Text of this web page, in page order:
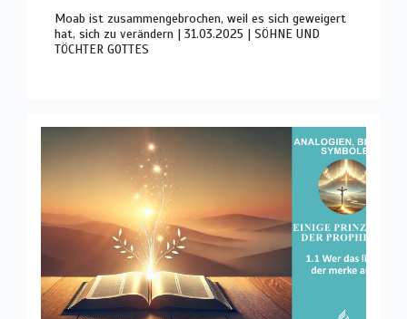
Moab ist zusammengebrochen, weil es sich geweigert
hat, sich zu verändern | 31.03.2025 | SÖHNE UND
TÖCHTER GOTTES